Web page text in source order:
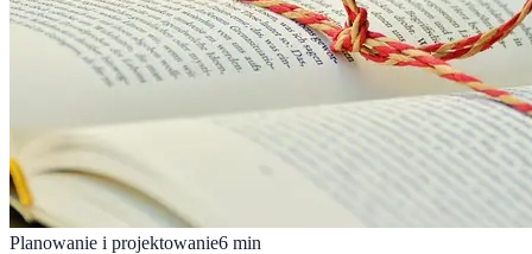
Planowanie i projektowanie6 min